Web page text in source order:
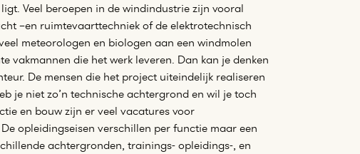
Veel beroepen in de windindustrie zijn vooral
–en ruimtevaarttechniek of de elektrotechnisch
meteorologen en biologen aan een windmolen
vakmannen die het werk leveren. Dan kan je denken
De mensen die het project uiteindelijk realiseren
je niet zo’n technische achtergrond en wil je toch
en bouw zijn er veel vacatures voor
opleidingseisen verschillen per functie maar een
achtergronden, trainings- opleidings-, en